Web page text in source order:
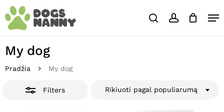
Skip
to
main
searchaccount
Krepšelis
Cart
My dog
Pradžia My dog
Filters Rikiuoti pagal populiarumą
Close